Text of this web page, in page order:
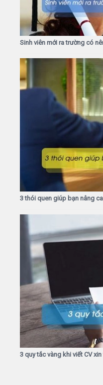
Sinh viên mới ra trường có
3 thói quen giúp bạn nâng
3 quy tắc vàng khi viết CV xin